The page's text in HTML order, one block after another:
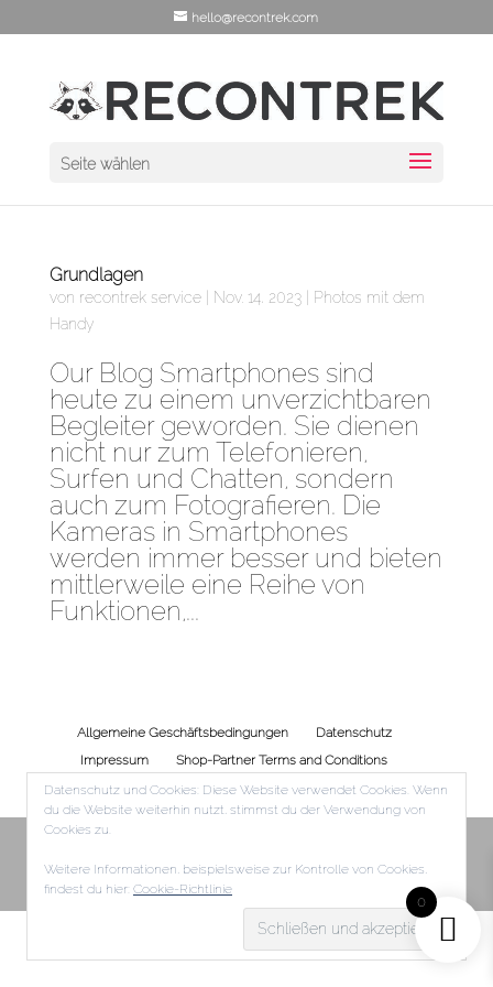
hello@recontrek.com
Seite wählen
Grundlagen
von recontrek service| Nov. 14, 2023|
Photos mit dem
Handy
Our Blog Smartphones sind
heute zu einem unverzichtbaren
Begleiter geworden. Sie dienen
nicht nur zum Telefonieren,
Surfen und Chatten, sondern
auch zum Fotografieren. Die
Kameras in Smartphones
werden immer besser und bieten
mittlerweile eine Reihe von
Funktionen,...
Allgemeine Geschäftsbedingungen
Datenschutz
Impressum
Shop-Partner Terms and Conditions
Rückgabe- und Erstattungsrichtlinien
recontrek
0
Datenschutz und Cookies: Diese Website verwendet Cookies. Wenn
du die Website weiterhin nutzt, stimmst du der Verwendung von
Cookies zu.
Weitere Informationen, beispielsweise zur Kontrolle von Cookies,
findest du hier: Cookie-Richtlinie